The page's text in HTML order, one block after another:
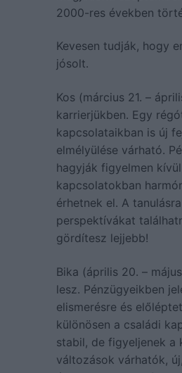
2000-res években
Kevesen tudják, hogy
jósolt.
Kos (március 21. –
karrierjükben. Egy
kapcsolataikban is új
elmélyülése várható.
hagyják figyelmen
kapcsolatokban
érhetnek el. A
perspektívákat
gördítesz lejjebb!
Bika (április 20. –
lesz. Pénzügyeikben
elismerésre és
különösen a családi
stabil, de figyeljenek a
változások várhatók,